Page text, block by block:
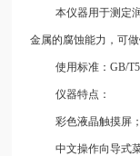
本仪器用于测定
金属的腐蚀能力，可
使用标准：GB/
仪器特点：
彩色液晶触摸屏
中文操作向导式